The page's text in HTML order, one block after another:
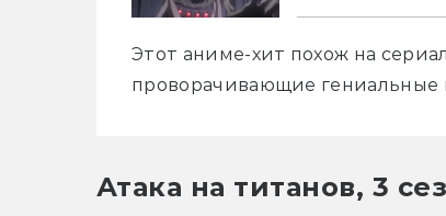
Этот аниме-хит похож на
проворачивающие гениальные
Атака на титанов, 3